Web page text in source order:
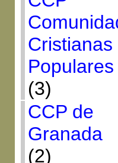
Cristianas
Populares
(3)
CCP de
Granada
(2)